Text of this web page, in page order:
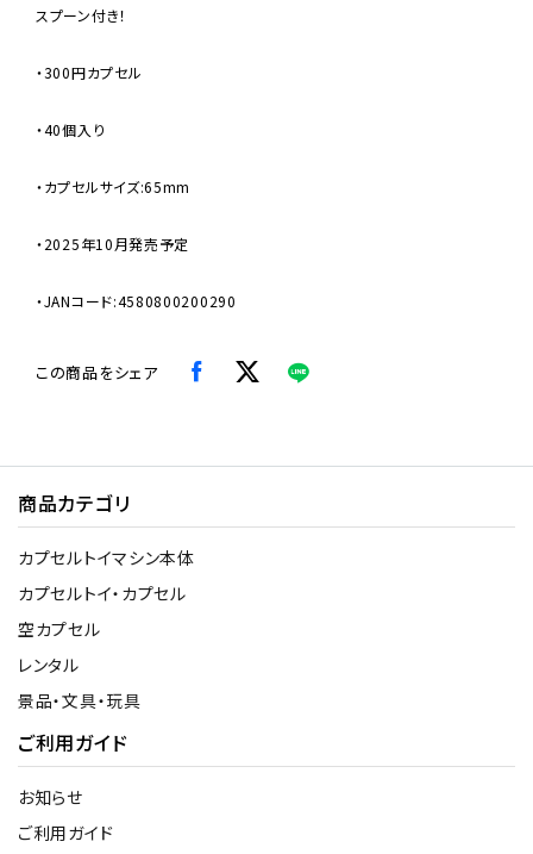
スプーン付き！
・300円カプセル
・40個入り
・カプセルサイズ:65mm
・2025年10月発売予定
・JANコード:4580800200290
この商品をシェア
商品カテゴリ
カプセルトイマシン本体
カプセルトイ・カプセル
空カプセル
レンタル
景品・文具・玩具
ご利用ガイド
お知らせ
ご利用ガイド